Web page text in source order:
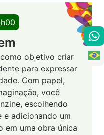
objetivo criar
para expressar
Com papel,
você
escolhendo
e adicionando um
em uma obra única